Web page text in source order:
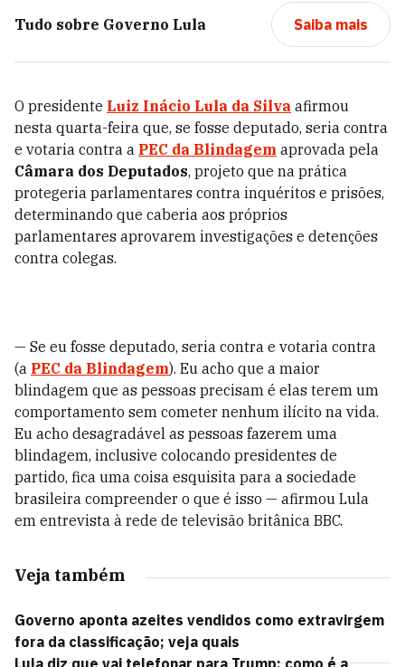
Tudo sobre Governo Lula Saiba mais
O presidente Luiz Inácio Lula da Silva afirmou
nesta quarta-feira que, se fosse deputado, seria contra
e votaria contra a PEC da Blindagem aprovada pela
Câmara dos Deputados, projeto que na prática
protegeria parlamentares contra inquéritos e prisões,
determinando que caberia aos próprios
parlamentares aprovarem investigações e detenções
contra colegas.
— Se eu fosse deputado, seria contra e votaria contra
(a PEC da Blindagem). Eu acho que a maior
blindagem que as pessoas precisam é elas terem um
comportamento sem cometer nenhum ilícito na vida.
Eu acho desagradável as pessoas fazerem uma
blindagem, inclusive colocando presidentes de
partido, fica uma coisa esquisita para a sociedade
brasileira compreender o que é isso — afirmou Lula
em entrevista à rede de televisão britânica BBC.
Veja também
Governo aponta azeites vendidos como extravirgem
fora da classificação; veja quais
Lula diz que vai telefonar para Trump; como é a